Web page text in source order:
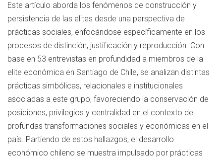
Este artículo aborda los fenómenos de construcción y
persistencia de las elites desde una perspectiva de
prácticas sociales, enfocándose específicamente en los
procesos de distinción, justificación y reproducción. Con
base en 53 entrevistas en profundidad a miembros de la
elite económica en Santiago de Chile, se analizan distintas
prácticas simbólicas, relacionales e institucionales
asociadas a este grupo, favoreciendo la conservación de
posiciones, privilegios y centralidad en el contexto de
profundas transformaciones sociales y económicas en el
país. Partiendo de estos hallazgos, el desarrollo
económico chileno se muestra impulsado por prácticas